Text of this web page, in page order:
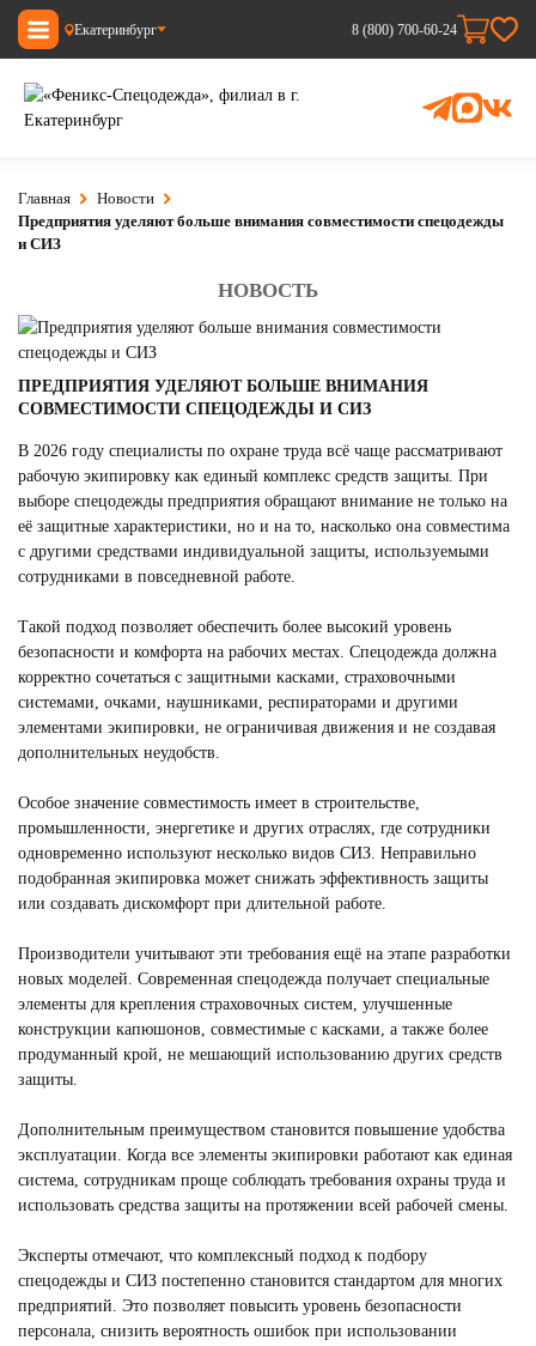
Екатеринбург 8 (800) 700-60-24
Главная
Новости
Предприятия уделяют больше внимания совместимости спецодежды
и СИЗ
НОВОСТЬ
ПРЕДПРИЯТИЯ УДЕЛЯЮТ БОЛЬШЕ ВНИМАНИЯ
СОВМЕСТИМОСТИ СПЕЦОДЕЖДЫ И СИЗ
В 2026 году специалисты по охране труда всё чаще рассматривают
рабочую экипировку как единый комплекс средств защиты. При
выборе спецодежды предприятия обращают внимание не только на
её защитные характеристики, но и на то, насколько она совместима
с другими средствами индивидуальной защиты, используемыми
сотрудниками в повседневной работе.
Такой подход позволяет обеспечить более высокий уровень
безопасности и комфорта на рабочих местах. Спецодежда должна
корректно сочетаться с защитными касками, страховочными
системами, очками, наушниками, респираторами и другими
элементами экипировки, не ограничивая движения и не создавая
дополнительных неудобств.
Особое значение совместимость имеет в строительстве,
промышленности, энергетике и других отраслях, где сотрудники
одновременно используют несколько видов СИЗ. Неправильно
подобранная экипировка может снижать эффективность защиты
или создавать дискомфорт при длительной работе.
Производители учитывают эти требования ещё на этапе разработки
новых моделей. Современная спецодежда получает специальные
элементы для крепления страховочных систем, улучшенные
конструкции капюшонов, совместимые с касками, а также более
продуманный крой, не мешающий использованию других средств
защиты.
Дополнительным преимуществом становится повышение удобства
эксплуатации. Когда все элементы экипировки работают как единая
система, сотрудникам проще соблюдать требования охраны труда и
использовать средства защиты на протяжении всей рабочей смены.
Эксперты отмечают, что комплексный подход к подбору
спецодежды и СИЗ постепенно становится стандартом для многих
предприятий. Это позволяет повысить уровень безопасности
персонала, снизить вероятность ошибок при использовании